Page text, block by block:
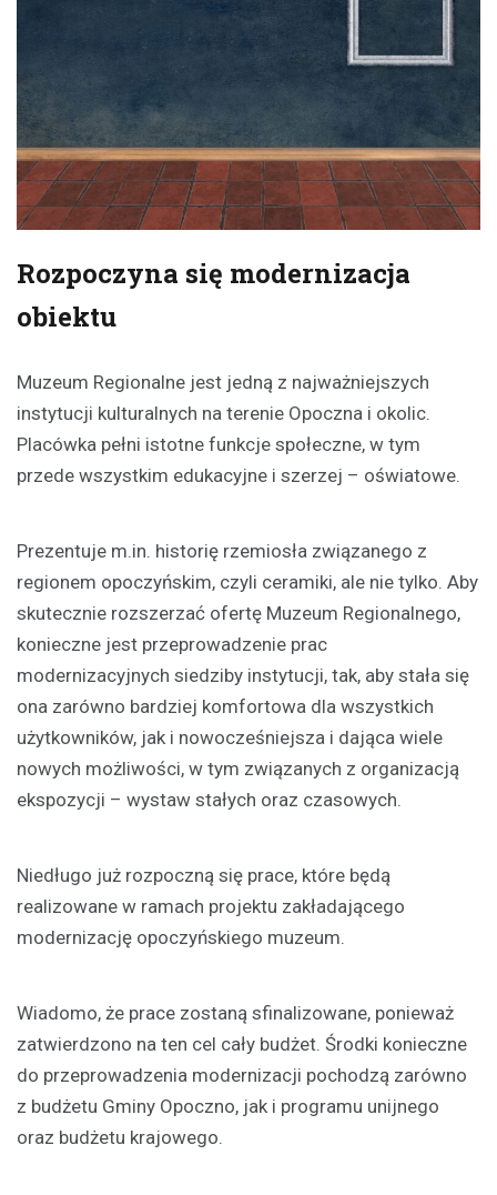
Rozpoczyna się modernizacja
obiektu
Muzeum Regionalne jest jedną z najważniejszych
instytucji kulturalnych na terenie Opoczna i okolic.
Placówka pełni istotne funkcje społeczne, w tym
przede wszystkim edukacyjne i szerzej – oświatowe.
Prezentuje m.in. historię rzemiosła związanego z
regionem opoczyńskim, czyli ceramiki, ale nie tylko. Aby
skutecznie rozszerzać ofertę Muzeum Regionalnego,
konieczne jest przeprowadzenie prac
modernizacyjnych siedziby instytucji, tak, aby stała się
ona zarówno bardziej komfortowa dla wszystkich
użytkowników, jak i nowocześniejsza i dająca wiele
nowych możliwości, w tym związanych z organizacją
ekspozycji – wystaw stałych oraz czasowych.
Niedługo już rozpoczną się prace, które będą
realizowane w ramach projektu zakładającego
modernizację opoczyńskiego muzeum.
Wiadomo, że prace zostaną sfinalizowane, ponieważ
zatwierdzono na ten cel cały budżet. Środki konieczne
do przeprowadzenia modernizacji pochodzą zarówno
z budżetu Gminy Opoczno, jak i programu unijnego
oraz budżetu krajowego.